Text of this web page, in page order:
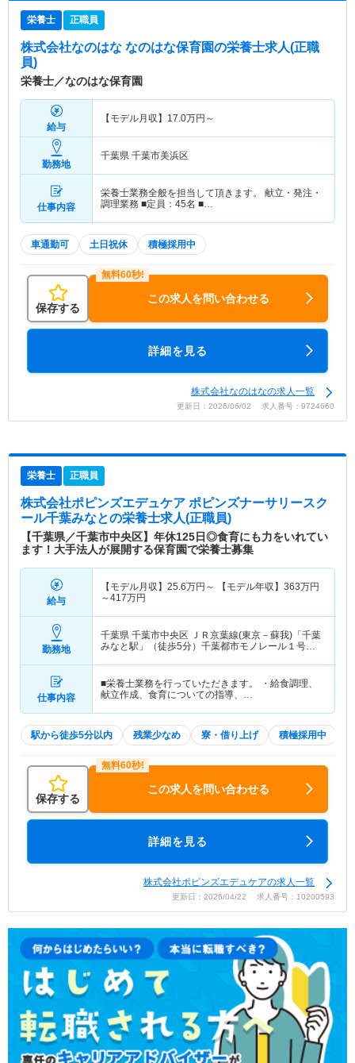
栄養士 正職員
株式会社なのはな なのはな保育園の栄養士求人(正職
員)
栄養士／なのはな保育園
給与
【モデル月収】 17.0万円～
勤務地
千葉県 千葉市美浜区
仕事内容
栄養士業務全般を担当して頂きます。 献立・発注・
調理業務 ■定員：45名 ■…
車通勤可 土日祝休 積極採用中
保存する
この求人を問い合わせる
詳細を見る
株式会社なのはなの求人一覧
更新日：2026/06/02 求人番号：9724660
栄養士 正職員
株式会社ポピンズエデュケア ポピンズナーサリースク
ール千葉みなとの栄養士求人(正職員)
【千葉県／千葉市中央区】年休125日◎食育にも力をいれてい
ます！大手法人が展開する保育園で栄養士募集
給与
【モデル月収】 25.6万円～ 【モデル年収】 363万円
～417万円
勤務地
千葉県 千葉市中央区 ＪＲ京葉線(東京－蘇我)「千葉
みなと駅」（徒歩5分）千葉都市モノレール１号線
仕事内容
■栄養士業務を行っていただきます。 ・給食調理、
献立作成、食育についての指導、…
駅から徒歩5分以内 残業少なめ 寮・借り上げ 積極採用中
保存する
この求人を問い合わせる
詳細を見る
株式会社ポピンズエデュケアの求人一覧
更新日：2026/04/22 求人番号：10200593